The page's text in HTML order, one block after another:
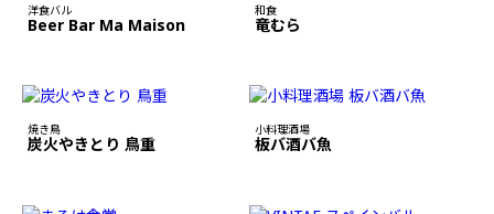
洋食バル
Beer Bar Ma Maison
和食
竜むら
焼き鳥
炭火やきとり 鳥重
小料理酒場
板バ酒バ魚